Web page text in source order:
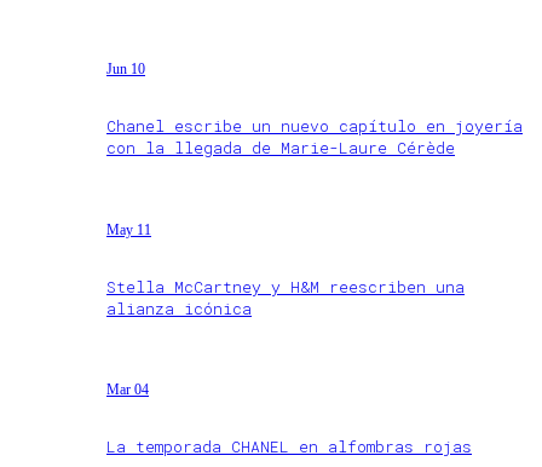
Jun 10
Chanel escribe un nuevo capítulo en joyería
con la llegada de Marie-Laure Cérède
May 11
Stella McCartney y H&M reescriben una
alianza icónica
Mar 04
La temporada CHANEL en alfombras rojas